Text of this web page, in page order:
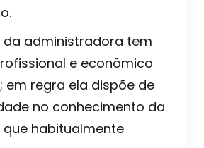
da administradora tem
e econômico
em regra ela dispõe de
no conhecimento da
habitualmente